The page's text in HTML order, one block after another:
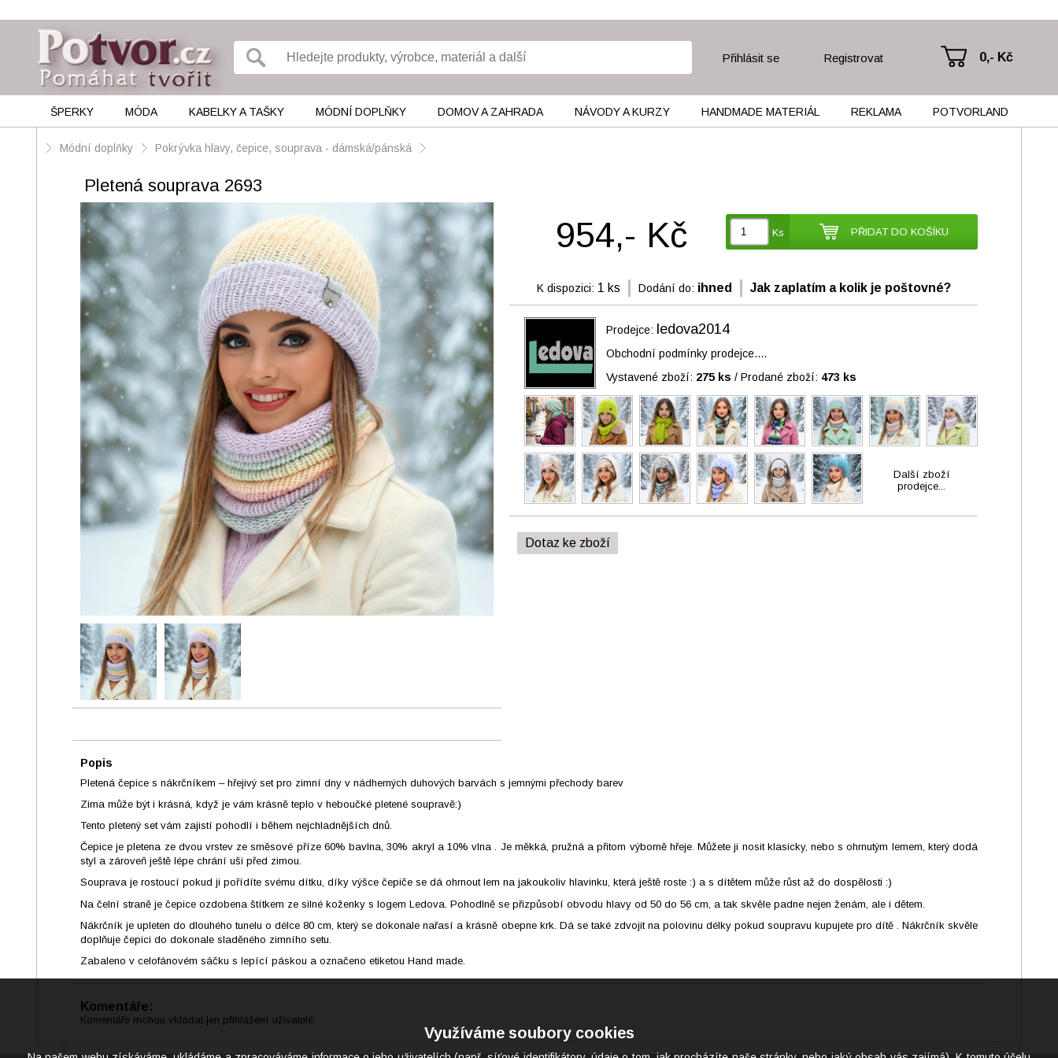
Přihlásit se Registrovat 0,- Kč
ŠPERKY MÓDA KABELKY A TAŠKY MÓDNÍ DOPLŇKY DOMOV A ZAHRADA NÁVODY A KURZY HANDMADE MATERIÁL REKLAMA POTVORLAND
Módní doplňky Pokrývka hlavy, čepice, souprava - dámská/pánská
Pletená souprava 2693
954,- Kč Ks PŘIDAT DO KOŠÍKU
K dispozici: 1 ks Dodání do: ihned Jak zaplatím a kolik je poštovné?
Prodejce: ledova2014
Obchodní podmínky prodejce....
Vystavené zboží: 275 ks / Prodané zboží: 473 ks
Další zboží
prodejce...
Dotaz ke zboží
Popis
Pletená čepice s nákrčníkem – hřejivý set pro zimní dny v nádherných duhových barvách s jemnými přechody barev
Zima může být i krásná, když je vám krásně teplo v heboučké pletené soupravě:)
Tento pletený set vám zajistí pohodlí i během nejchladnějších dnů.
Čepice je pletena ze dvou vrstev ze směsové příze 60% bavlna, 30% akryl a 10% vlna . Je měkká, pružná a přitom výborně hřeje. Můžete ji nosit klasicky, nebo s ohrnutým lemem, který dodá
styl a zároveň ještě lépe chrání uši před zimou.
Souprava je rostoucí pokud ji pořídíte svému dítku, díky výšce čepiče se dá ohrnout lem na jakoukoliv hlavinku, která ještě roste :) a s dítětem může růst až do dospělosti :)
Na čelní straně je čepice ozdobena štítkem ze silné koženky s logem Ledova. Pohodlně se přizpůsobí obvodu hlavy od 50 do 56 cm, a tak skvěle padne nejen ženám, ale i dětem.
Nákrčník je upleten do dlouhého tunelu o délce 80 cm, který se dokonale nařasí a krásně obepne krk. Dá se také zdvojit na polovinu délky pokud soupravu kupujete pro dítě . Nákrčník skvěle
doplňuje čepici do dokonale sladěného zimního setu.
Zabaleno v celofánovém sáčku s lepící páskou a označeno etiketou Hand made.
Komentáře:
Komentáře mohou vkládat jen přihlášení uživatelé.
Využíváme soubory cookies